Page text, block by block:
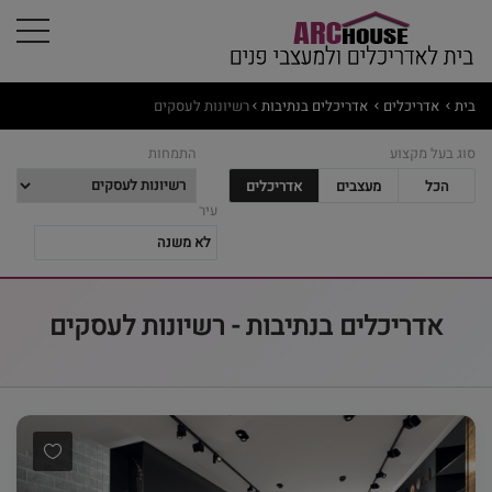
בית אדריכלים אדריכלים בנתיבות רשיונות לעסקים
סוג בעל מקצוע
הכל
מעצבים אדריכלים
התמחות
עיר
אדריכלים בנתיבות - רשיונות לעסקים